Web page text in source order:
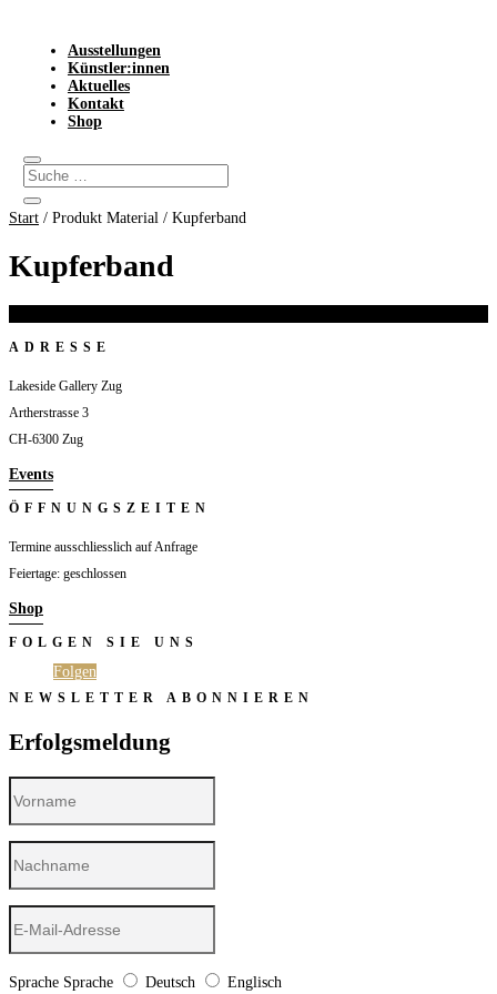
Ausstellungen
Künstler:innen
Aktuelles
Kontakt
Shop
Start / Produkt Material / Kupferband
Kupferband
ADRESSE
Lakeside Gallery Zug
Artherstrasse 3
CH-6300 Zug
Events
ÖFFNUNGSZEITEN
Termine ausschliesslich auf Anfrage
Feiertage: geschlossen
Shop
FOLGEN SIE UNS
Folgen
NEWSLETTER ABONNIEREN
Erfolgsmeldung
Sprache Sprache Deutsch Englisch